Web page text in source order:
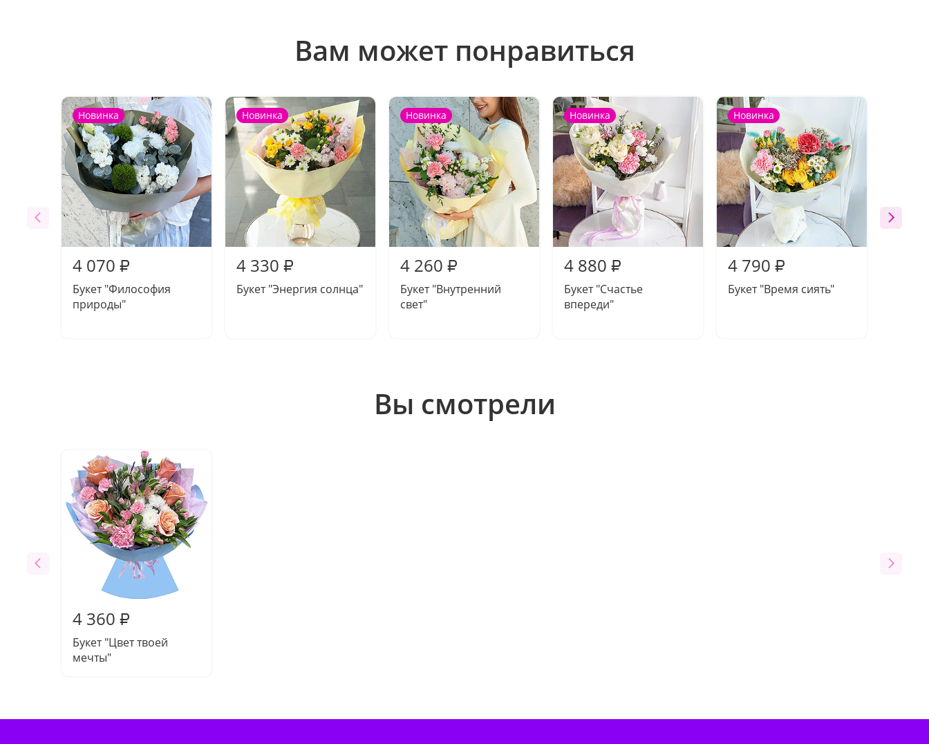
Вам может понравиться
Новинка
4 070 ₽
Букет "Философия
природы"
Новинка
4 330 ₽
Букет "Энергия солнца"
Новинка
4 260 ₽
Букет "Внутренний
свет"
Новинка
4 880 ₽
Букет "Счастье
впереди"
Новинка
4 790 ₽
Букет "Время сиять"
Вы смотрели
4 360 ₽
Букет "Цвет твоей
мечты"